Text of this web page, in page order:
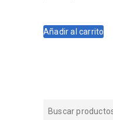
era:
es:
Añadir al carrito